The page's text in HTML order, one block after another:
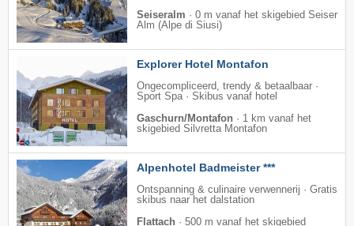
Seiseralm · 0 m vanaf het skigebied Seiser
Alm (Alpe di Siusi)
Explorer Hotel Montafon
Ongecompliceerd, trendy & betaalbaar ·
Sport Spa · Skibus vanaf hotel
Gaschurn/Montafon · 1 km vanaf het
skigebied Silvretta Montafon
Alpenhotel Badmeister ***
Ontspanning & culinaire verwennerij · Gratis
skibus naar het dalstation
Flattach · 500 m vanaf het skigebied